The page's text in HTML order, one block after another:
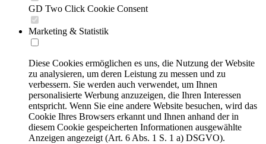
GD Two Click Cookie Consent
Marketing & Statistik
Diese Cookies ermöglichen es uns, die Nutzung der Website
zu analysieren, um deren Leistung zu messen und zu
verbessern. Sie werden auch verwendet, um Ihnen
personalisierte Werbung anzuzeigen, die Ihren Interessen
entspricht. Wenn Sie eine andere Website besuchen, wird das
Cookie Ihres Browsers erkannt und Ihnen anhand der in
diesem Cookie gespeicherten Informationen ausgewählte
Anzeigen angezeigt (Art. 6 Abs. 1 S. 1 a) DSGVO).